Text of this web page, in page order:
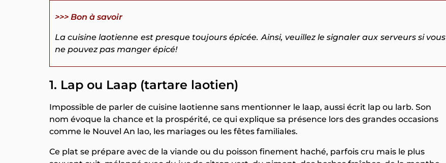
>>> Bon à savoir
La cuisine laotienne est presque toujours épicée. Ainsi, veuillez le signaler aux serveurs si vous
ne pouvez pas manger épicé!
1. Lap ou Laap (tartare laotien)
Impossible de parler de cuisine laotienne sans mentionner le laap, aussi écrit lap ou larb. Son
nom évoque la chance et la prospérité, ce qui explique sa présence lors des grandes occasions
comme le Nouvel An lao, les mariages ou les fêtes familiales.
Ce plat se prépare avec de la viande ou du poisson finement haché, parfois cru mais le plus